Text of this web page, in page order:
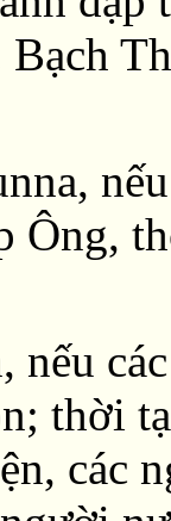
Ông,
nếu
thời
các